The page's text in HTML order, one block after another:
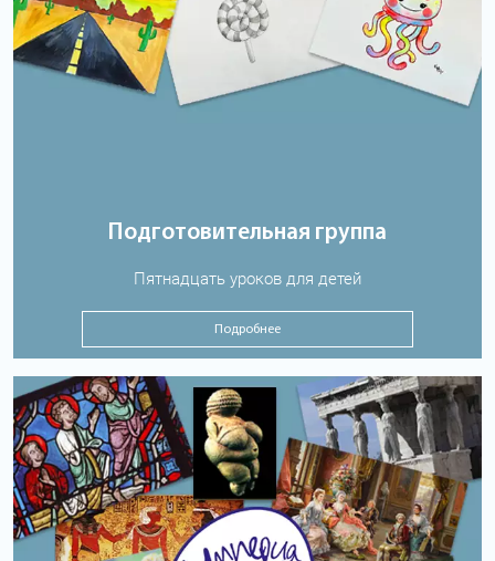
Подготовительная группа
Пятнадцать уроков для детей
Подробнее